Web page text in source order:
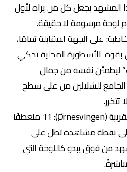
المشهد يجعل كل من يراه لأول
لوحة مرسومة لا حقيقة.
على الجهة المقابلة تمامًا،
الأسطورة المحلية تحكي
ليطمئن نفسه من جمال
للشلالين من على سطح
تتكرر.
الطريق الجبلية العقربية (Ørnesvingen): 11 منعطفًا
إلى نقطة مشاهدة تطل على
من فوق يبدو كاللوحة التي